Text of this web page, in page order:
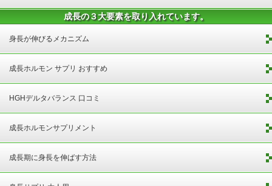
成長の３大要素を取り入れています。
身長が伸びるメカニズム
成長ホルモン サプリ おすすめ
HGHデルタバランス 口コミ
成長ホルモンサプリメント
成長期に身長を伸ばす方法